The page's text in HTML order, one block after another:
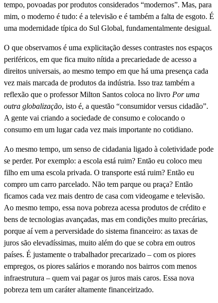
tempo, povoadas por produtos considerados “modernos”. Mas, para
mim, o moderno é tudo: é a televisão e é também a falta de esgoto. É
uma modernidade típica do Sul Global, fundamentalmente desigual.
O que observamos é uma explicitação desses contrastes nos espaços
periféricos, em que fica muito nítida a precariedade de acesso a
direitos universais, ao mesmo tempo em que há uma presença cada
vez mais marcada de produtos da indústria. Isso traz também a
reflexão que o professor Milton Santos coloca no livro Por uma
outra globalização, isto é, a questão “consumidor versus cidadão”.
A gente vai criando a sociedade de consumo e colocando o
consumo em um lugar cada vez mais importante no cotidiano.
Ao mesmo tempo, um senso de cidadania ligado à coletividade pode
se perder. Por exemplo: a escola está ruim? Então eu coloco meu
filho em uma escola privada. O transporte está ruim? Então eu
compro um carro parcelado. Não tem parque ou praça? Então
ficamos cada vez mais dentro de casa com videogame e televisão.
Ao mesmo tempo, essa nova pobreza acessa produtos de crédito e
bens de tecnologias avançadas, mas em condições muito precárias,
porque aí vem a perversidade do sistema financeiro: as taxas de
juros são elevadíssimas, muito além do que se cobra em outros
países. É justamente o trabalhador precarizado – com os piores
empregos, os piores salários e morando nos bairros com menos
infraestrutura – quem vai pagar os juros mais caros. Essa nova
pobreza tem um caráter altamente financeirizado.